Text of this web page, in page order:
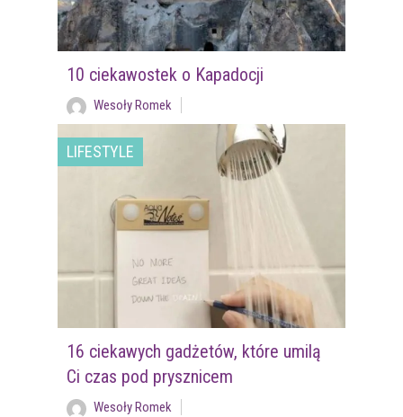
10 ciekawostek o Kapadocji
Wesoły Romek
LIFESTYLE
16 ciekawych gadżetów, które umilą
Ci czas pod prysznicem
Wesoły Romek